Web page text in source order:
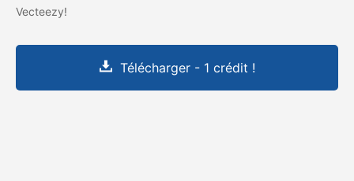
Vecteezy!
Télécharger - 1 crédit !